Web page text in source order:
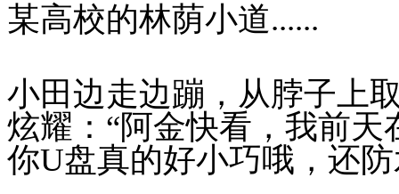
某高校的林荫小道......
小田边走边蹦，从脖子上
炫耀：“阿金快看，我前
你U盘真的好小巧哦，还防